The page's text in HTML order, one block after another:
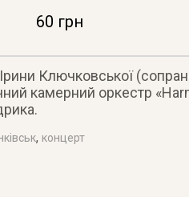
60 грн
Ключковської
камерний оркестр
, концерт